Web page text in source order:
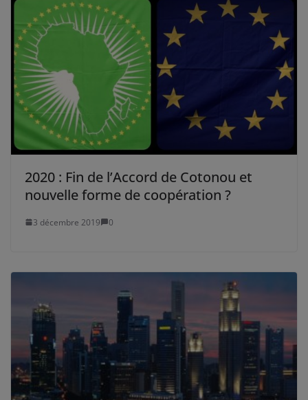
2020 : Fin de l’Accord de Cotonou et
nouvelle forme de coopération ?
3 décembre 2019 0